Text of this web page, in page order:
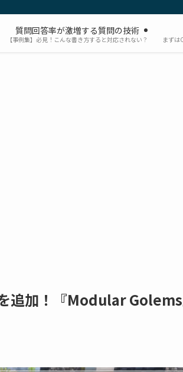
質問回答率が激増する質問の技術
【事例集】必見！こんな書き方すると対応されない？ まずは
追加！『Modular